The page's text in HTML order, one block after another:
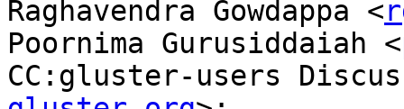
Raghavendra Gowdappa <
Poornima Gurusiddaiah <
CC:gluster-users